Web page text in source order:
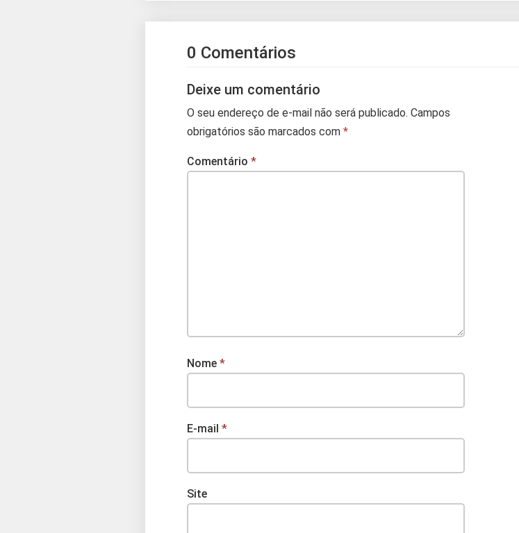
0 Comentários
Deixe um comentário
O seu endereço de e-mail não será publicado. Campos
obrigatórios são marcados com *
Comentário *
Nome *
E-mail *
Site